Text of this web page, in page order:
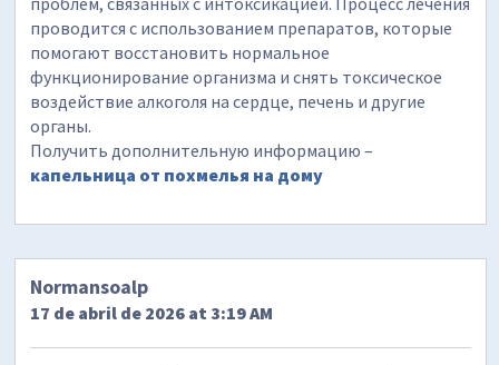
проводится с использованием препаратов, которые
помогают восстановить нормальное
функционирование организма и снять токсическое
воздействие алкоголя на сердце, печень и другие
органы.
Получить дополнительную информацию –
капельница от похмелья на дому
Normansoalp
17 de abril de 2026 at 3:19 AM